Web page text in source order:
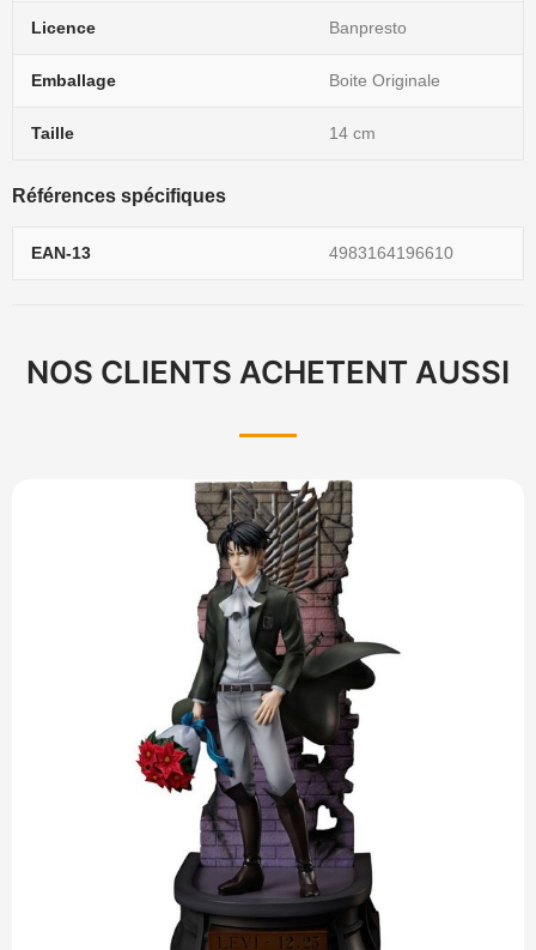
Licence Banpresto
Emballage Boite Originale
Taille 14 cm
Références spécifiques
EAN-13 4983164196610
NOS CLIENTS ACHETENT AUSSI